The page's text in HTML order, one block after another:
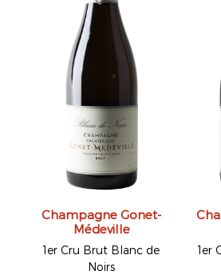
Champagne Gonet-
Médeville
1er Cru Brut Blanc de
Noirs
1er